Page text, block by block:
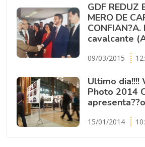
GDF REDUZ
MERO DE
cavalcante
09/03/2015
Ultimo dia!!!!
Photo 2014
15/01/2014